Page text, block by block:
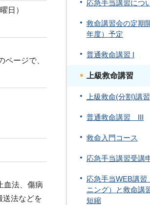
日）
ージで、
血法、傷病
送法などを
応急手当講習につ
救命講習会の定期
年度）予定
普通救命講習 I
上級救命講習
上級救命(分割)講習
普通救命講習 III
救命入門コース
応急手当講習受講
応急手当WEB講習
ニング）と救命講
短縮